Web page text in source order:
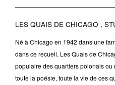
LES QUAIS DE CHICAGO ,
Né à Chicago en 1942 dans une
dans ce recueil, Les Quais de
populaire des quartiers polonais
toute la poésie, toute la vie de ces